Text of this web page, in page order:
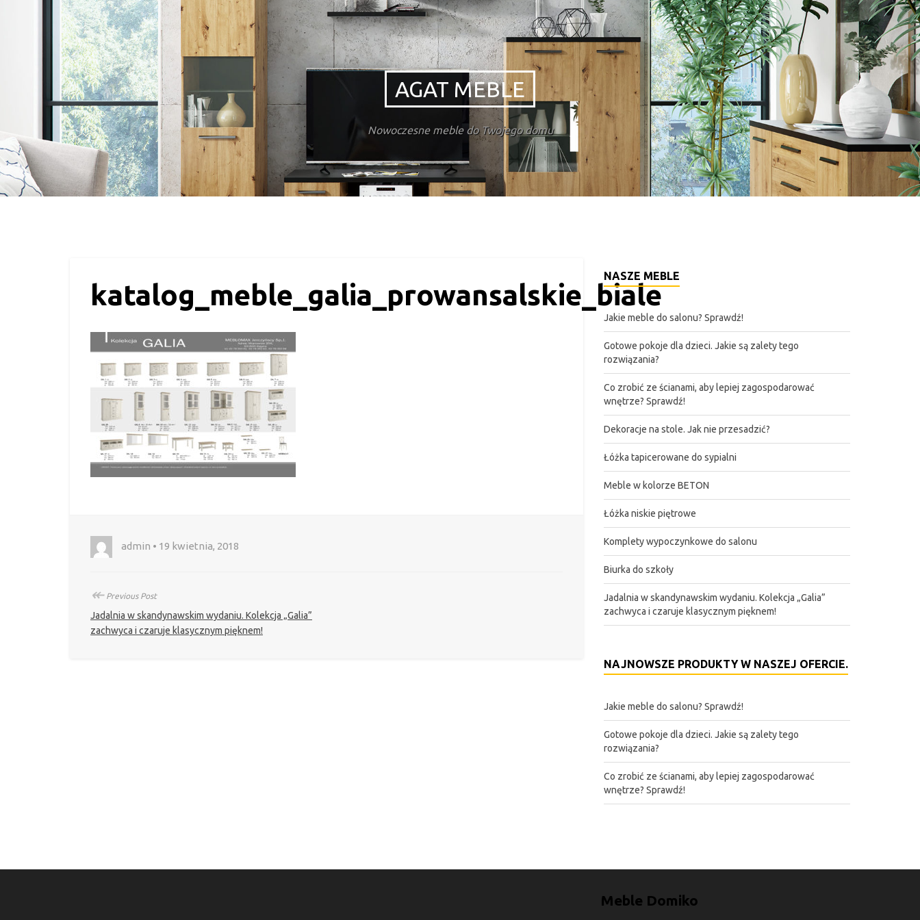
AGAT MEBLE
Nowoczesne meble do Twojego domu
katalog_meble_galia_prowansalskie_biale
admin • 19 kwietnia, 2018
↞Previous Post
Jadalnia w skandynawskim wydaniu. Kolekcja „Galia”
zachwyca i czaruje klasycznym pięknem!
NASZE MEBLE
Jakie meble do salonu? Sprawdź!
Gotowe pokoje dla dzieci. Jakie są zalety tego
rozwiązania?
Co zrobić ze ścianami, aby lepiej zagospodarować
wnętrze? Sprawdź!
Dekoracje na stole. Jak nie przesadzić?
Łóżka tapicerowane do sypialni
Meble w kolorze BETON
Łóżka niskie piętrowe
Komplety wypoczynkowe do salonu
Biurka do szkoły
Jadalnia w skandynawskim wydaniu. Kolekcja „Galia”
zachwyca i czaruje klasycznym pięknem!
NAJNOWSZE PRODUKTY W NASZEJ OFERCIE.
Jakie meble do salonu? Sprawdź!
Gotowe pokoje dla dzieci. Jakie są zalety tego
rozwiązania?
Co zrobić ze ścianami, aby lepiej zagospodarować
wnętrze? Sprawdź!
Meble Domiko